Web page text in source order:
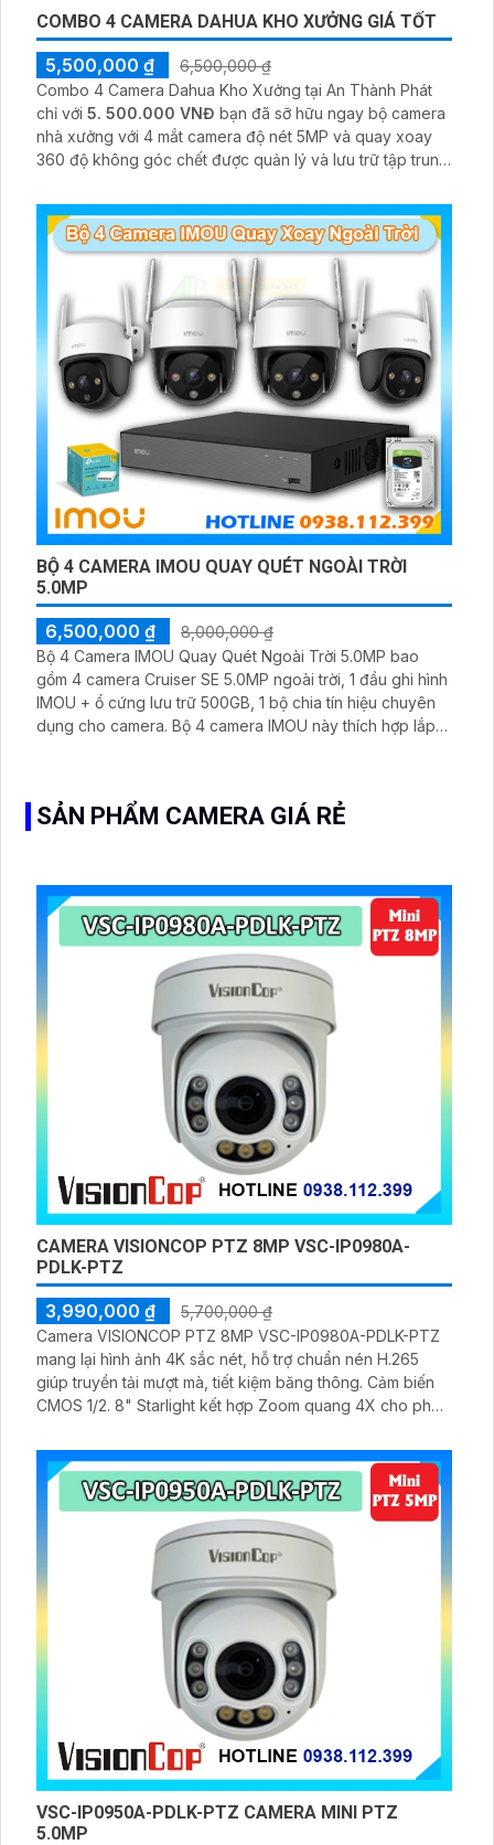
COMBO 4 CAMERA DAHUA KHO XƯỞNG GIÁ TỐT
5,500,000 ₫
6,500,000 ₫
Combo 4 Camera Dahua Kho Xưởng tại An Thành Phát
chỉ với 5. 500.000 VNĐ bạn đã sỡ hữu ngay bộ camera
nhà xưởng với 4 mắt camera độ nét 5MP và quay xoay
360 độ không góc chết được quản lý và lưu trữ tập trung
BỘ 4 CAMERA IMOU QUAY QUÉT NGOÀI TRỜI
5.0MP
6,500,000 ₫
8,000,000 ₫
Bộ 4 Camera IMOU Quay Quét Ngoài Trời 5.0MP bao
gồm 4 camera Cruiser SE 5.0MP ngoài trời, 1 đầu ghi hình
IMOU + ổ cứng lưu trữ 500GB, 1 bộ chia tín hiệu chuyên
dụng cho camera. Bộ 4 camera IMOU này thích hợp lắp
SẢN PHẨM CAMERA GIÁ RẺ
CAMERA VISIONCOP PTZ 8MP VSC-IP0980A-
PDLK-PTZ
3,990,000 ₫
5,700,000 ₫
Camera VISIONCOP PTZ 8MP VSC-IP0980A-PDLK-PTZ
mang lại hình ảnh 4K sắc nét, hỗ trợ chuẩn nén H.265
giúp truyền tải mượt mà, tiết kiệm băng thông. Cảm biến
CMOS 1/2. 8" Starlight kết hợp Zoom quang 4X cho phép
hành ổn định trong mọi điều kiện ánh sáng và môi trường
khắc nghiệt
VSC-IP0950A-PDLK-PTZ CAMERA MINI PTZ
5.0MP